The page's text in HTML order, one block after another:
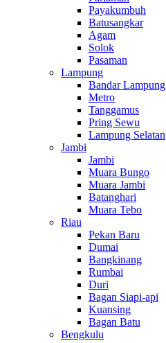
Payakumbuh
Batusangkar
Agam
Solok
Pasaman
Lampung
Bandar Lampung
Metro
Tanggamus
Pring Sewu
Lampung Selatan
Jambi
Jambi
Muara Bungo
Muara Jambi
Batanghari
Muara Tebo
Riau
Pekan Baru
Dumai
Bangkinang
Rumbai
Duri
Bagan Siapi-api
Kuansing
Bagan Batu
Bengkulu